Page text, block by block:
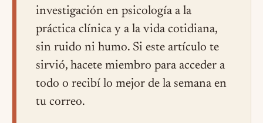
investigación en psicología a la
práctica clínica y a la vida cotidiana,
sin ruido ni humo. Si este artículo te
sirvió, hacete miembro para acceder a
todo o recibí lo mejor de la semana en
tu correo.